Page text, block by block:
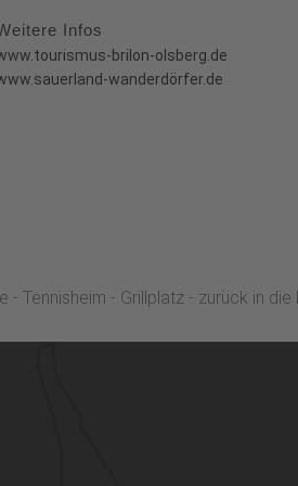
Infos
brilon-olsberg.de
wanderdörfer.de
Tennisheim - Grillplatz - zurück in die